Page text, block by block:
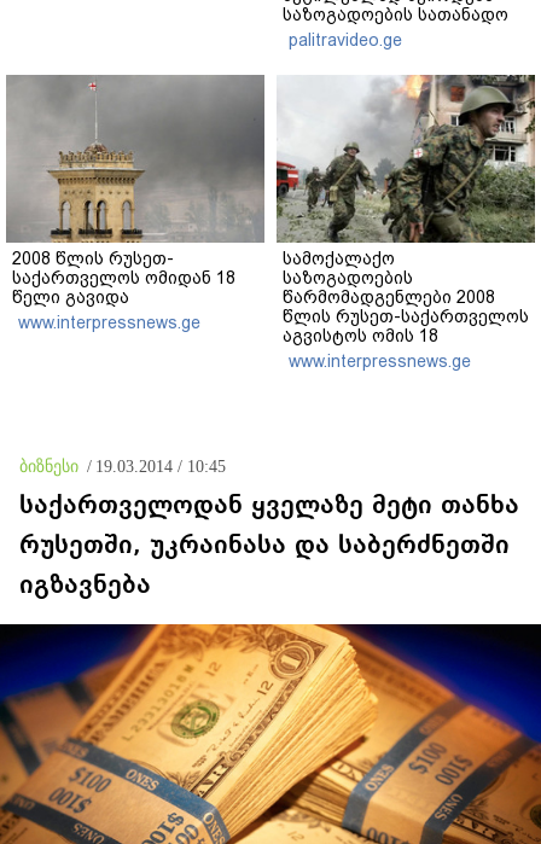
საზოგადოების სათანადო
რეაქცია" - ირაკლი
კობახიძე
palitravideo.ge
2008 წლის რუსეთ-
საქართველოს ომიდან 18
წელი გავიდა
www.interpressnews.ge
სამოქალაქო
საზოგადოების
წარმომადგენლები 2008
წლის რუსეთ-საქართველოს
აგვისტოს ომის 18
წლისთავთან
დაკავშირებით ერთობლივ
www.interpressnews.ge
ბიზნესი / 19.03.2014 / 10:45
საქართველოდან ყველაზე მეტი თანხა
რუსეთში, უკრაინასა და საბერძნეთში
იგზავნება